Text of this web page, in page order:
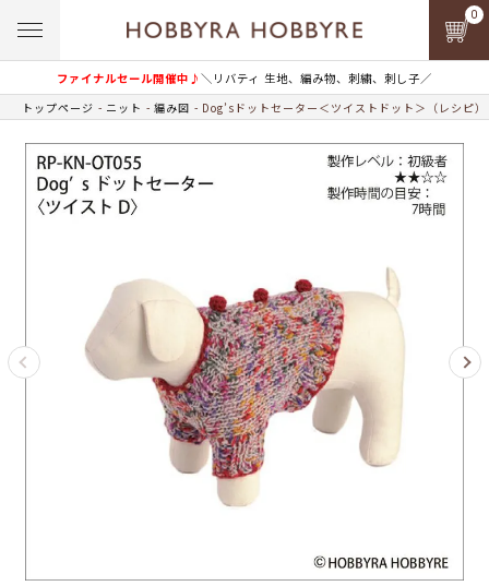
ファイナルセール開催中♪＼リバティ 生地、編み物、刺繍、刺し子／
0
トップページ ニット 編み図 Dog’sドットセーター＜ツイストドット＞（レシピ）